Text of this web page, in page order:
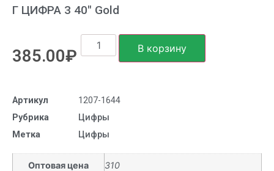
Г ЦИФРА 3 40″ Gold
385.00₽ В корзину
Артикул
1207-1644
Рубрика
Цифры
Метка
Цифры
Оптовая цена 310